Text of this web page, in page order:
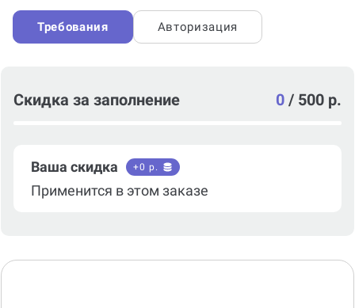
Требования Авторизация
Применится в этом заказе